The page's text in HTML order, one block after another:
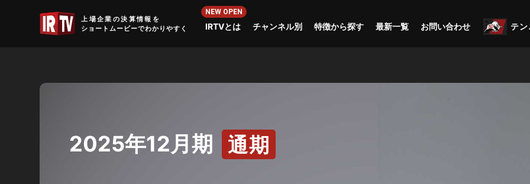
上場企業の決算情報を
ショートムービーでわかりやすく
IRTVとは チャンネル別 特徴から探す 最新一覧 お問い合わせ テ
2025年12月期 通期